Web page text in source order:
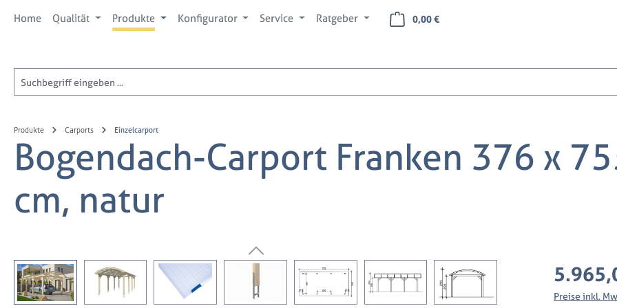
Hauptinhalt springen
Zur Suche springen
Zur Hauptnavigation springen
Home Qualität Produkte Konfigurator Service Ratgeber 0,00 €Warenkorb enthält 0 Positionen. Der
Produkte Carports Einzelcarport
Bogendach-Carport Franken 376 x
cm, natur
Bildergalerie überspringen Regulärer
Preise inkl.